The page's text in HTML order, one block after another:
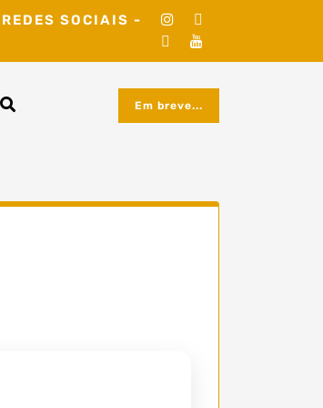
SOCIAIS -
Em breve...